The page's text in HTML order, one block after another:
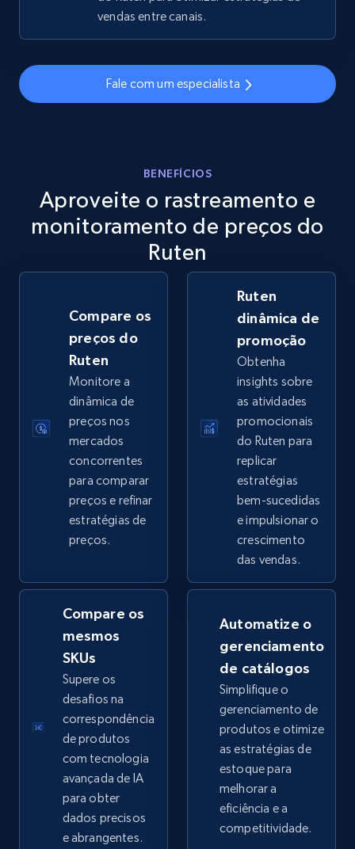
Amazon sellers info
URL, Product id, Title, Seller name, Seller rating,
Seller reviews, Breadcrumbs, Root category, and
more.
2.5K+ 359+ Comece agora
eBay - Gather data on products using
URL, Product id, Title, Seller name, Seller rating,
Seller reviews, Breadcrumbs, Root category, and
more.
Comece agora
eBay - Collect products from shops on eBay
URL, Product id, Title, Seller name, Seller rating,
Seller reviews, Breadcrumbs, Root category, and
more.
2.5K+ Comece agora
eBay - Collect records by category
URL, Product id, Title, Seller name, Seller rating,
Seller reviews, Breadcrumbs, Root category, and
2.5K+ 359+ Comece agora
vendas entre canais.
Fale com um especialista
BENEFÍCIOS
Aproveite o rastreamento e
monitoramento de preços do
Ruten
Compare os
preços do
Ruten
Monitore a
dinâmica de
preços nos
mercados
concorrentes
para comparar
preços e refinar
estratégias de
preços.
Ruten
dinâmica de
promoção
Obtenha
insights sobre
as atividades
promocionais
do Ruten para
replicar
estratégias
bem-sucedidas
e impulsionar o
crescimento
das vendas.
Compare os
mesmos
SKUs
Supere os
desafios na
correspondência
de produtos
com tecnologia
avançada de IA
para obter
dados precisos
e abrangentes.
Automatize o
gerenciamento
de catálogos
Simplifique o
gerenciamento de
produtos e otimize
as estratégias de
estoque para
melhorar a
eficiência e a
competitividade.